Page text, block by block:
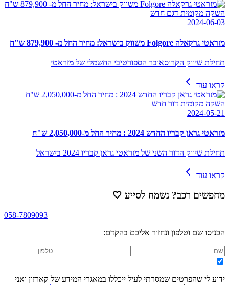
השקה מקומית דגם חדש
2024-06-03
מזראטי גרקאלה Folgore משווק בישראל: מחיר החל מ- 879,900 ש"ח
תחילת שיווק הקרוסאובר הספורטיבי החשמלי של מזראטי
קראו עוד
השקה מקומית דור חדש
2024-05-21
מזראטי גראן קבריו החדש 2024 : מחיר החל מ-2,050,000 ש"ח
תחילת שיווק הדור השני של מזראטי גראן קבריו 2024 בישראל
קראו עוד
מחפשים רכב? נשמח לסייע 🤍
058-7809093
הכניסו שם וטלפון ונחזור אליכם בהקדם:
ידוע לי שהפרטים שמסרתי לעיל ייכללו במאגרי המידע של קארזון ואני